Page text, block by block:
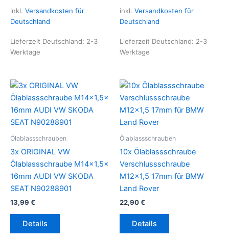
inkl. Versandkosten für
Deutschland
Lieferzeit Deutschland: 2-3
Werktage
inkl. Versandkosten für
Deutschland
Lieferzeit Deutschland: 2-3
Werktage
Ölablassschrauben
3x ORIGINAL VW
Ölablassschraube M14x1,5x
16mm AUDI VW SKODA
SEAT N90288901
13,99 €
Details
Ölablassschrauben
10x Ölablassschraube
Verschlussschraube
M12x1,5 17mm für BMW
Land Rover
22,90€
Details